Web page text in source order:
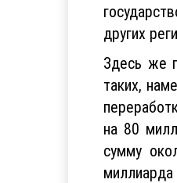
других
Здесь же
таких,
на 80
сумму